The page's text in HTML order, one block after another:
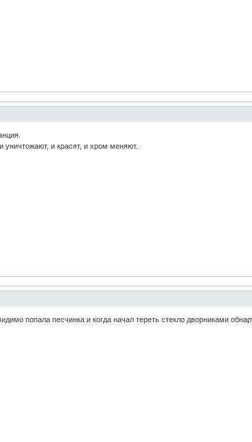
и красят, и хром меняют.
попала песчинка и когда начал тереть стекло дворниками